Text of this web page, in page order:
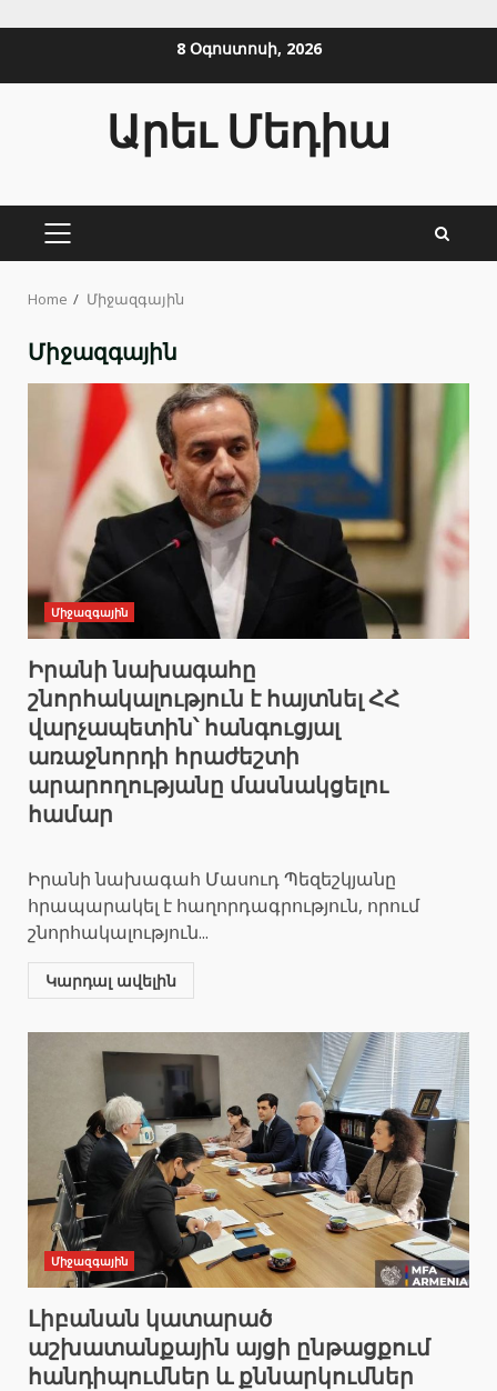
8 Օգոստոսի, 2026
Արեւ Մեդիա
PRIMARY
Home Միջազգային
Միջազգային
Միջազգային
Իրանի նախագահը
շնորհակալություն է հայտնել ՀՀ
վարչապետին՝ հանգուցյալ
առաջնորդի հրաժեշտի
արարողությանը մասնակցելու
համար
Իրանի նախագահ Մասուդ Պեզեշկյանը
հրապարակել է հաղորդագրություն, որում
շնորհակալություն...
Կարդալ ավելին
Միջազգային
Լիբանան կատարած
աշխատանքային այցի ընթացքում
հանդիպումներ և քննարկումներ